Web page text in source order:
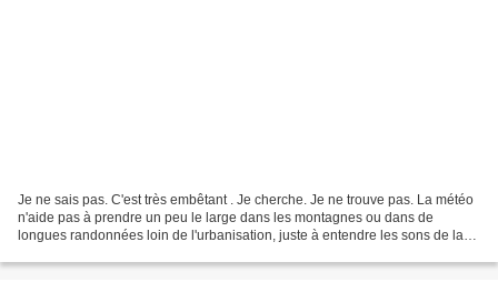
Je ne sais pas. C'est très embêtant . Je cherche. Je ne trouve pas. La météo
n'aide pas à prendre un peu le large dans les montagnes ou dans de
longues randonnées loin de l'urbanisation, juste à entendre les sons de la